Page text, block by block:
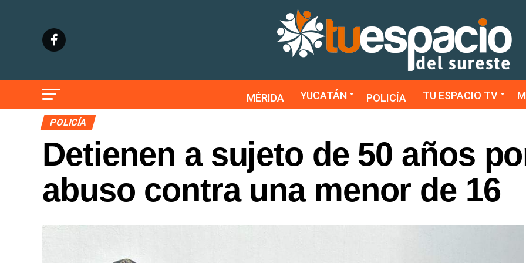
MÉRIDA YUCATÁN POLICÍA TU ESPACIO TV
POLICÍA
Detienen a sujeto de 50 años
abuso contra una menor de 16